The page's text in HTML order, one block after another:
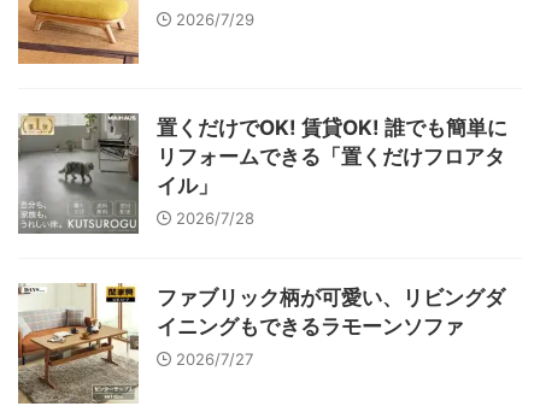
2026/7/29
置くだけでOK! 賃貸OK! 誰でも簡単に
リフォームできる「置くだけフロアタ
イル」
2026/7/28
ファブリック柄が可愛い、リビングダ
イニングもできるラモーンソファ
2026/7/27